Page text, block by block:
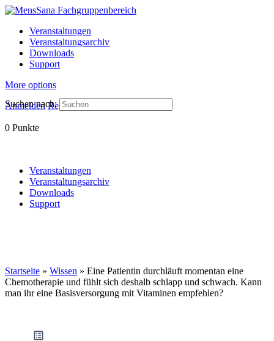
Veranstaltungen
Veranstaltungsarchiv
Downloads
Support
More options
Anmelden Registrieren
0 Punkte
Suchen nach:
Veranstaltungen
Veranstaltungsarchiv
Downloads
Support
Startseite » Wissen » Eine Patientin durchläuft momentan eine
Chemotherapie und fühlt sich deshalb schlapp und schwach. Kann
man ihr eine Basisversorgung mit Vitaminen empfehlen?